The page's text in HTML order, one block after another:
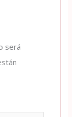
será